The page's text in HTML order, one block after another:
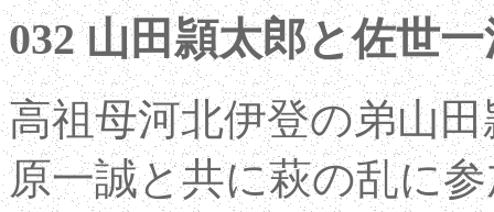
032 山田頴太郎と佐世
高祖母河北伊登の弟山
原一誠と共に萩の乱に